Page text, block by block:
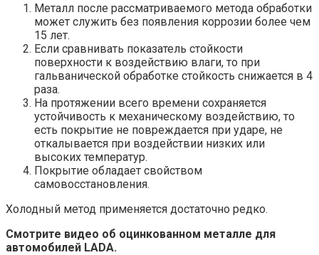
Металл после рассматриваемого метода обработки
может служить без появления коррозии более чем
15 лет.
Если сравнивать показатель стойкости
поверхности к воздействию влаги, то при
гальванической обработке стойкость снижается в 4
раза.
На протяжении всего времени сохраняется
устойчивость к механическому воздействию, то
есть покрытие не повреждается при ударе, не
откалывается при воздействии низких или
высоких температур.
Покрытие обладает свойством
самовосстановления.
Холодный метод применяется достаточно редко.
Смотрите видео об оцинкованном металле для
автомобилей LADA.